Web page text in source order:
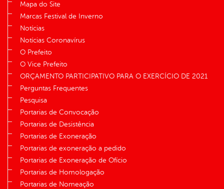
Mapa do Site
Marcas Festival de Inverno
Notícias
Notícias Coronavírus
O Prefeito
O Vice Prefeito
ORÇAMENTO PARTICIPATIVO PARA O EXERCÍCIO DE 2021
Perguntas Frequentes
Pesquisa
Portarias de Convocação
Portarias de Desistência
Portarias de Exoneração
Portarias de exoneração a pedido
Portarias de Exoneração de Ofício
Portarias de Homologação
Portarias de Nomeação